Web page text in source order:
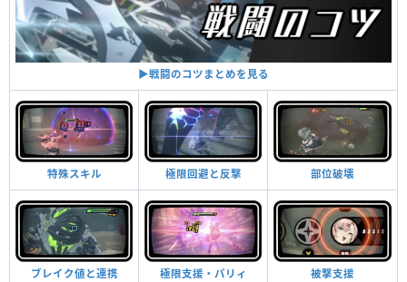
▶︎戦闘のコツまとめを見る
特殊スキル 極限回避と反撃 部位破壊
ブレイク値と連携 極限支援・パリィ 被撃支援